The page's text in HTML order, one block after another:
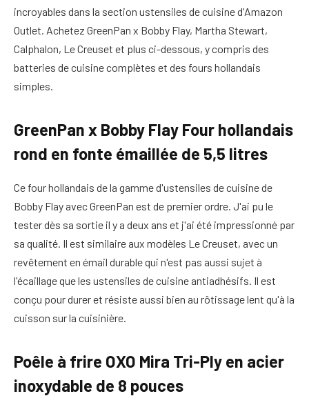
incroyables dans la section ustensiles de cuisine d'Amazon
Outlet. Achetez GreenPan x Bobby Flay, Martha Stewart,
Calphalon, Le Creuset et plus ci-dessous, y compris des
batteries de cuisine complètes et des fours hollandais
simples.
GreenPan x Bobby Flay Four hollandais
rond en fonte émaillée de 5,5 litres
Ce four hollandais de la gamme d'ustensiles de cuisine de
Bobby Flay avec GreenPan est de premier ordre. J'ai pu le
tester dès sa sortie il y a deux ans et j'ai été impressionné par
sa qualité. Il est similaire aux modèles Le Creuset, avec un
revêtement en émail durable qui n'est pas aussi sujet à
l'écaillage que les ustensiles de cuisine antiadhésifs. Il est
conçu pour durer et résiste aussi bien au rôtissage lent qu'à la
cuisson sur la cuisinière.
Poêle à frire OXO Mira Tri-Ply en acier
inoxydable de 8 pouces